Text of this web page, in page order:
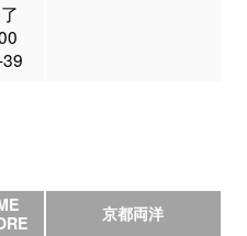
京都両洋